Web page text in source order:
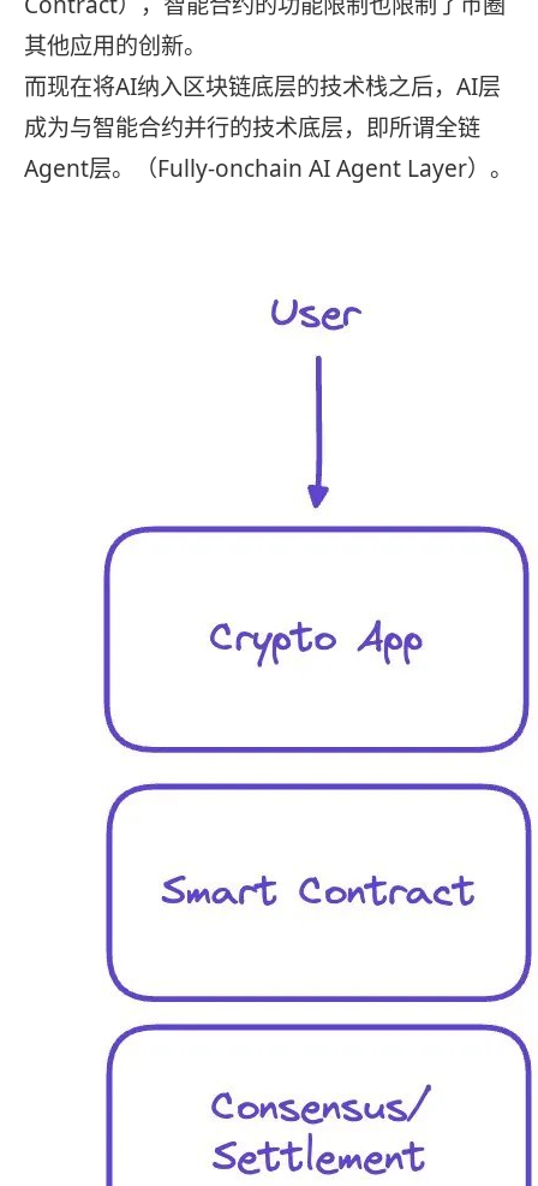
其他应用的创新。
而现在将AI纳入区块链底层的技术栈之后，AI层
成为与智能合约并行的技术底层，即所谓全链
Agent层。（Fully-onchain AI Agent Layer）。